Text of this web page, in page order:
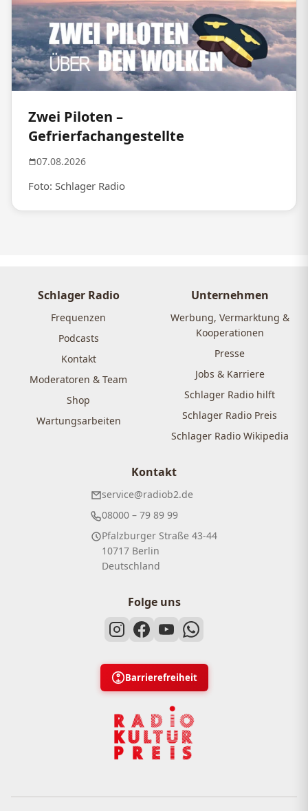
Zwei Piloten –
Gefrierfachangestellte
07.08.2026
Foto: Schlager Radio
Schlager Radio
Frequenzen
Podcasts
Kontakt
Moderatoren & Team
Shop
Wartungsarbeiten
Unternehmen
Werbung, Vermarktung &
Kooperationen
Presse
Jobs & Karriere
Schlager Radio hilft
Schlager Radio Preis
Schlager Radio Wikipedia
Kontakt
service@radiob2.de
08000 – 79 89 99
Pfalzburger Straße 43-44
10717 Berlin
Deutschland
Folge uns
Barrierefreiheit